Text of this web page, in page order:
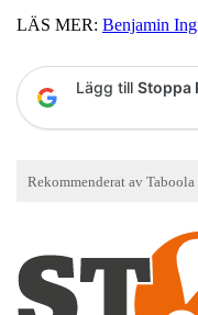
LÄS MER: Benjamin
Lägg till Stoppa